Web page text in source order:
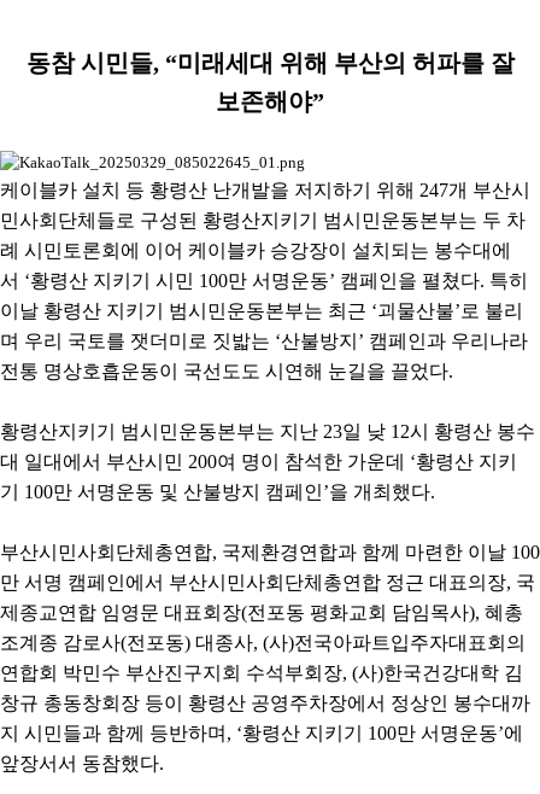
동참 시민들, “미래세대 위해 부산의 허파를 잘
보존해야”
케이블카 설치 등 황령산 난개발을 저지하기 위해 247개 부산시
민사회단체들로 구성된 황령산지키기 범시민운동본부는 두 차
례 시민토론회에 이어 케이블카 승강장이 설치되는 봉수대에
서 ‘황령산 지키기 시민 100만 서명운동’ 캠페인을 펼쳤다. 특히
이날 황령산 지키기 범시민운동본부는 최근 ‘괴물산불’로 불리
며 우리 국토를 잿더미로 짓밟는 ‘산불방지 ’ 캠페인과 우리나라
전통 명상호흡운동이 국선도도 시연해 눈길을 끌었다.
황령산지키기 범시민운동본부는 지난 23일 낮 12시 황령산 봉수
대 일대에서 부산시민 200여 명이 참석한 가운데 ‘황령산 지키
기
100만 서명운동 및 산불방지 캠페인’을 개최했다.
부산시민사회단체총연합, 국제환경연합과 함께 마련한 이날 100
만 서명 캠페인에서 부산시민사회단체총연합 정근 대표의장, 국
제종교연합 임영문 대표회장(전포동 평화교회 담임목사), 혜총
조계종 감로사(전포동) 대종사, (사)전국아파트입주자대표회의
연합회 박민수 부산진구지회 수석부회장, (사)한국건강대학 김
창규 총동창회장 등이 황령산 공영주차장에서 정상인 봉수대까
지 시민들과 함께 등반하며 , ‘황령산 지키기 100만 서명운동’에
앞장서서 동참했다.